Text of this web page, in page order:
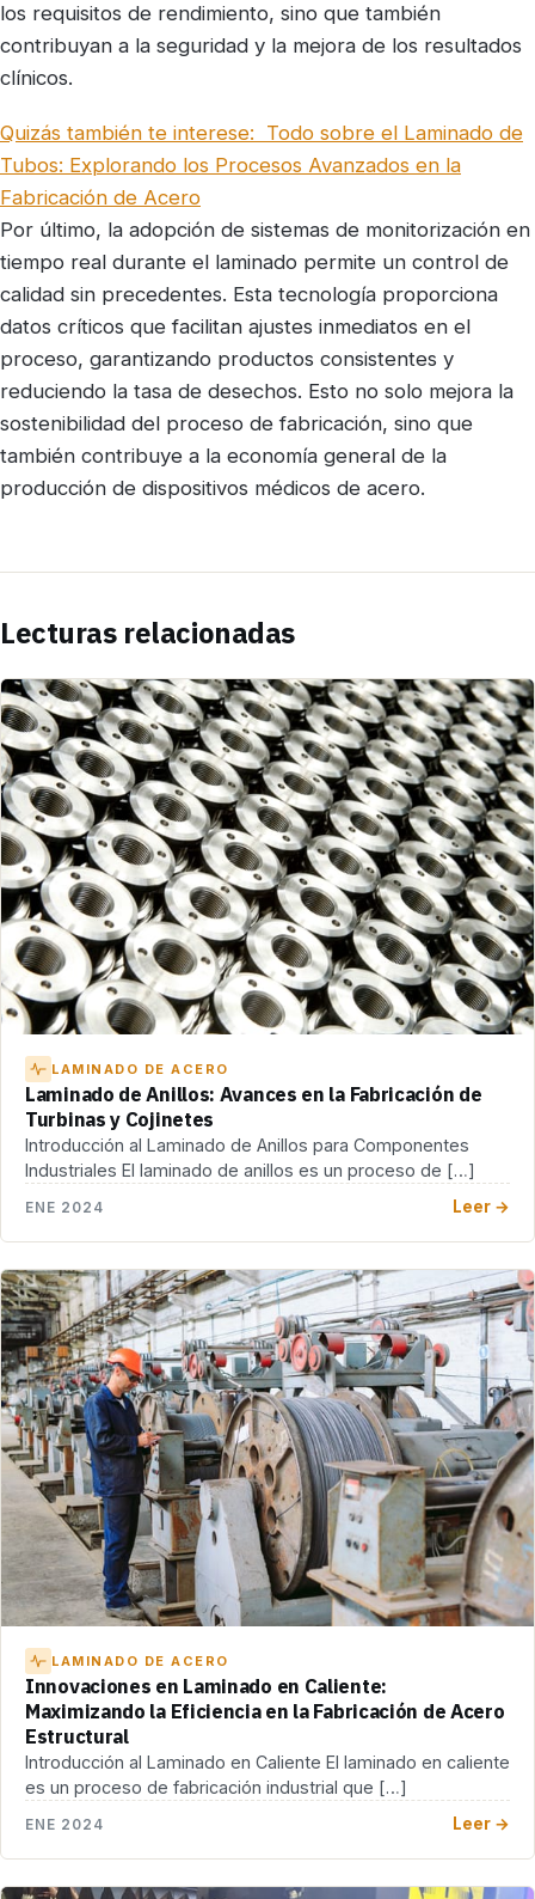
los requisitos de rendimiento, sino que también
contribuyan a la seguridad y la mejora de los resultados
clínicos.
Quizás también te interese: Todo sobre el Laminado de
Tubos: Explorando los Procesos Avanzados en la
Fabricación de Acero
Por último, la adopción de sistemas de monitorización en
tiempo real durante el laminado permite un control de
calidad sin precedentes. Esta tecnología proporciona
datos críticos que facilitan ajustes inmediatos en el
proceso, garantizando productos consistentes y
reduciendo la tasa de desechos. Esto no solo mejora la
sostenibilidad del proceso de fabricación, sino que
también contribuye a la economía general de la
producción de dispositivos médicos de acero.
Lecturas relacionadas
LAMINADO DE ACERO
Laminado de Anillos: Avances en la Fabricación de
Turbinas y Cojinetes
Introducción al Laminado de Anillos para Componentes
Industriales El laminado de anillos es un proceso de […]
ENE 2024 Leer →
LAMINADO DE ACERO
Innovaciones en Laminado en Caliente:
Maximizando la Eficiencia en la Fabricación de Acero
Estructural
Introducción al Laminado en Caliente El laminado en caliente
es un proceso de fabricación industrial que […]
ENE 2024 Leer →